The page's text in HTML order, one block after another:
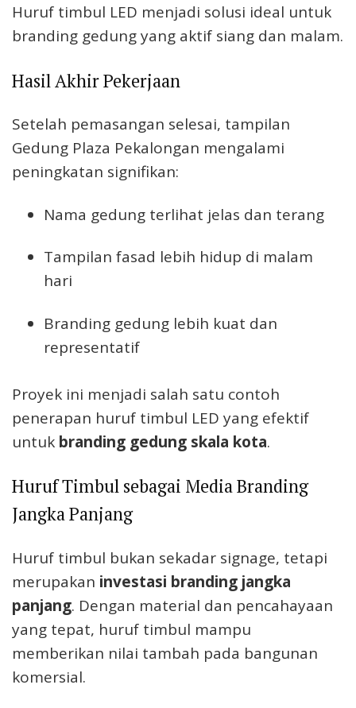
Huruf timbul LED menjadi solusi ideal untuk
branding gedung yang aktif siang dan malam.
Hasil Akhir Pekerjaan
Setelah pemasangan selesai, tampilan
Gedung Plaza Pekalongan mengalami
peningkatan signifikan:
Nama gedung terlihat jelas dan terang
Tampilan fasad lebih hidup di malam
hari
Branding gedung lebih kuat dan
representatif
Proyek ini menjadi salah satu contoh
penerapan huruf timbul LED yang efektif
untuk branding gedung skala kota.
Huruf Timbul sebagai Media Branding
Jangka Panjang
Huruf timbul bukan sekadar signage, tetapi
merupakan investasi branding jangka
panjang. Dengan material dan pencahayaan
yang tepat, huruf timbul mampu
memberikan nilai tambah pada bangunan
komersial.